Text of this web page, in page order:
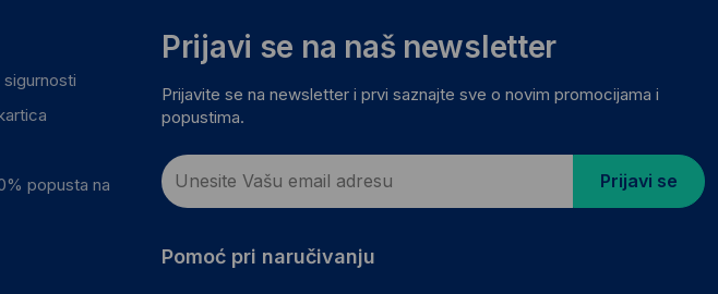
popusta na
Prijavi se na naš newsletter
Prijavite se na newsletter i prvi saznajte sve o novim promocijama i
popustima.
Prijavi se
Pomoć pri naručivanju